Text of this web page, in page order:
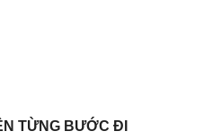
TỪNG BƯỚC ĐI